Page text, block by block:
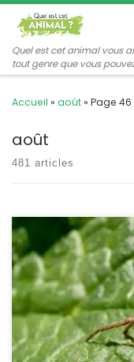
Passer au contenu
Quel est cet animal vous
tout genre que vous
Accueil » août» Page 46
août
481 articles
Une araignée très
de ses proies. La
progéniture, elle est «
cherchez à identifier
dans la galerie
Famille des Pisauridae